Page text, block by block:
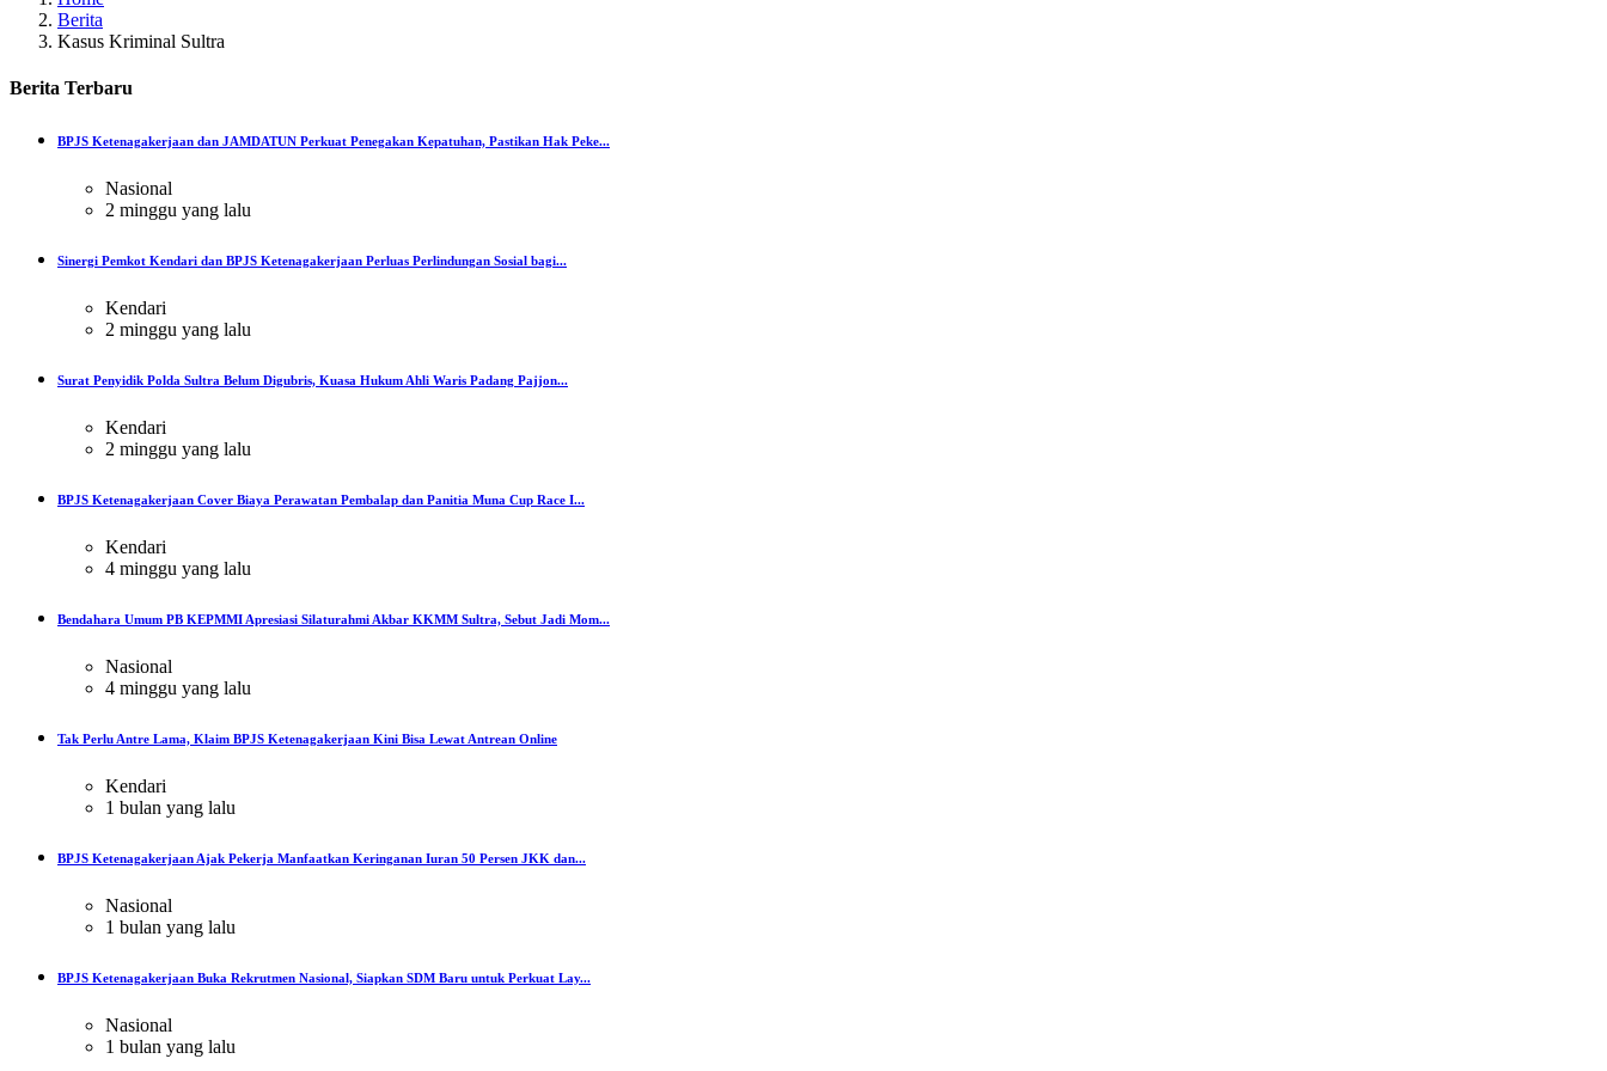
Berita
Kasus Kriminal Sultra
Berita Terbaru
BPJS Ketenagakerjaan dan JAMDATUN Perkuat Penegakan Kepatuhan, Pastikan Hak Peke...
Nasional
2 minggu yang lalu
Sinergi Pemkot Kendari dan BPJS Ketenagakerjaan Perluas Perlindungan Sosial bagi...
Kendari
2 minggu yang lalu
Surat Penyidik Polda Sultra Belum Digubris, Kuasa Hukum Ahli Waris Padang Pajjon...
Kendari
2 minggu yang lalu
BPJS Ketenagakerjaan Cover Biaya Perawatan Pembalap dan Panitia Muna Cup Race I...
Kendari
4 minggu yang lalu
Bendahara Umum PB KEPMMI Apresiasi Silaturahmi Akbar KKMM Sultra, Sebut Jadi Mom...
Nasional
4 minggu yang lalu
Tak Perlu Antre Lama, Klaim BPJS Ketenagakerjaan Kini Bisa Lewat Antrean Online
Kendari
1 bulan yang lalu
BPJS Ketenagakerjaan Ajak Pekerja Manfaatkan Keringanan Iuran 50 Persen JKK dan...
Nasional
1 bulan yang lalu
BPJS Ketenagakerjaan Buka Rekrutmen Nasional, Siapkan SDM Baru untuk Perkuat Lay...
Nasional
1 bulan yang lalu